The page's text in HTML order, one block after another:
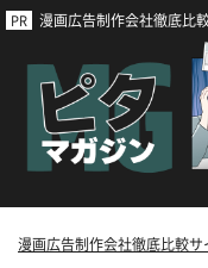
漫画広告制作会社徹底比
漫画広告制作会社徹底比較